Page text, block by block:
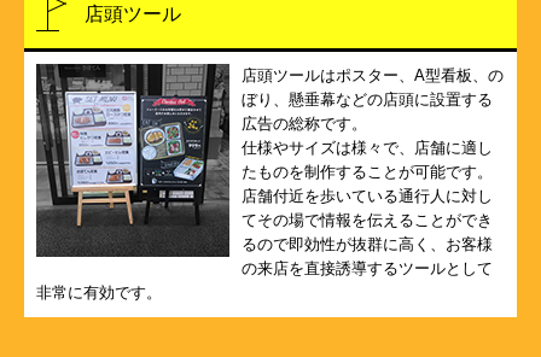
店頭ツール
店頭ツールはポスター、A型看板、の
ぼり、懸垂幕などの店頭に設置する
広告の総称です。
仕様やサイズは様々で、店舗に適し
たものを制作することが可能です。
店舗付近を歩いている通行人に対し
てその場で情報を伝えることができ
るので即効性が抜群に高く、お客様
の来店を直接誘導するツールとして
非常に有効です。